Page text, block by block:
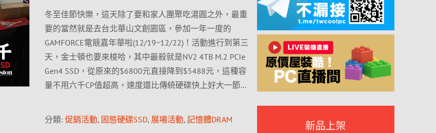
冬至佳節快樂，這天除了要和家人團聚吃湯圓之外，最重
要的當然就是去台北華山文創園區，參加一年一度的
GAMFORCE電競嘉年華啦(12/19~12/22)！活動進行到第三
天，金士頓也要來梭哈，其中最殺就是NV2 4TB M.2 PCIe
Gen4 SSD，從原來的$6800元直接降到$5488元，這種容
量不用六千CP值超高，速度還比傳統硬碟快上好大一節…
分類: 促銷活動, 固態硬碟SSD, 展場活動, 記憶體DRAM
新品上架